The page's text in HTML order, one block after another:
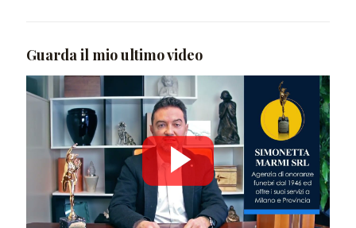
Guarda il mio ultimo video